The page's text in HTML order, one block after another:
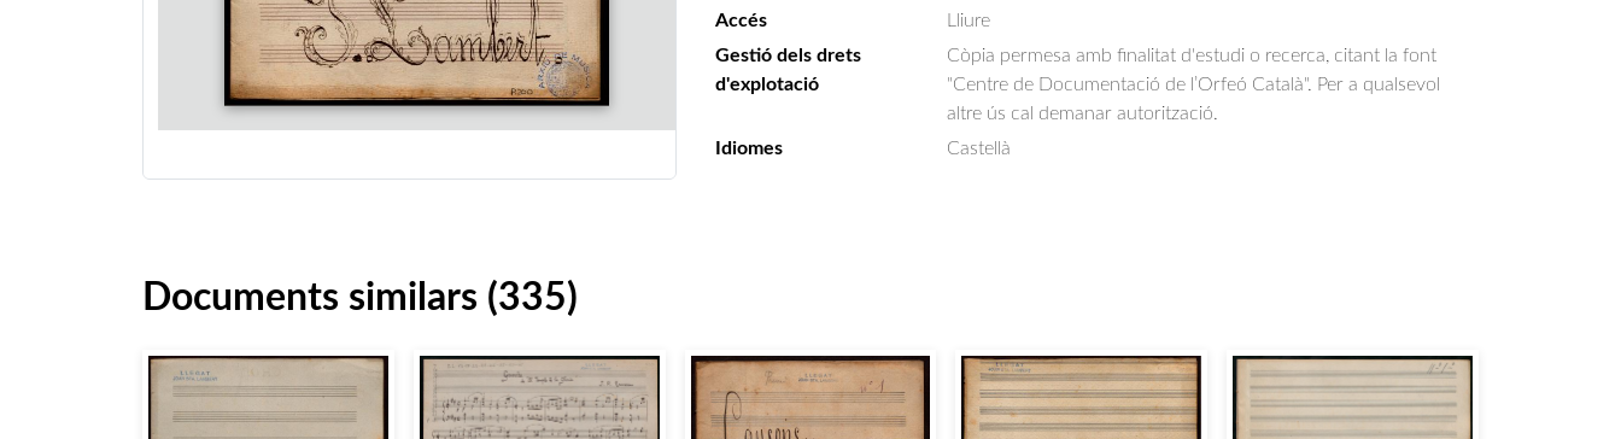
Accés
Lliure
Gestió dels drets
d'explotació
Còpia permesa amb finalitat d'estudi o recerca, citant la font
"Centre de Documentació de l’Orfeó Català". Per a qualsevol
altre ús cal demanar autorització.
Idiomes
Castellà
Documents similars (335)